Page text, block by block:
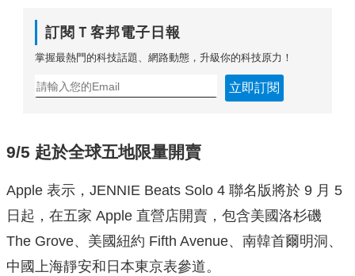
訂閱Ｔ客邦電子日報
掌握最熱門的科技話題、網路動態，升級你的科技原力！
立即訂閱
9/5 起於全球五地限量開賣
Apple 表示，JENNIE Beats Solo 4 聯名版將於 9 月 5
日起，在五家 Apple 直營店開賣，包含美國洛杉磯
The Grove、美國紐約 Fifth Avenue、南韓首爾明洞、
中國上海靜安和日本東京表參道。